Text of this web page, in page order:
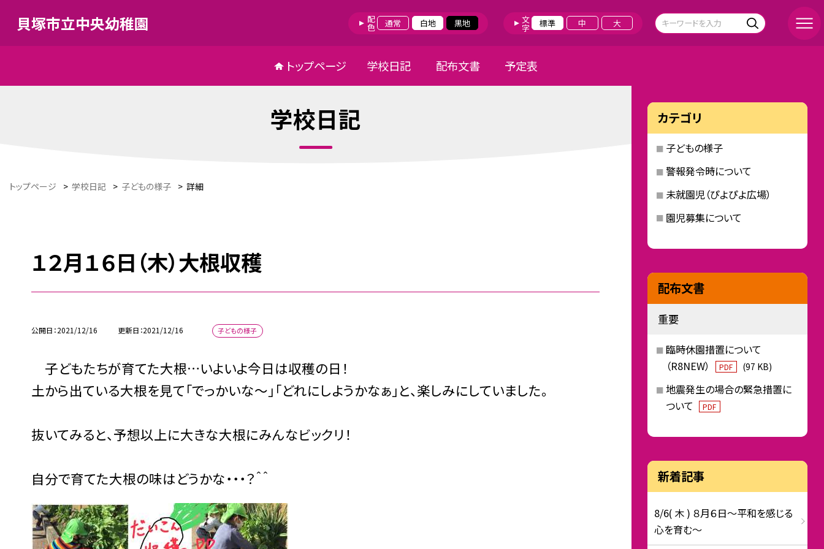
貝塚市立中央幼稚園 配色 通常 白地 黒地 文字 標準 中 大
トップページ 学校日記 配布文書 予定表
学校日記
トップページ > 学校日記 > 子どもの様子 > 詳細
１２月１６日（木）大根収穫
公開日 2021/12/16 更新日 2021/12/16 子どもの様子
子どもたちが育てた大根…いよいよ今日は収穫の日！
土から出ている大根を見て「でっかいな〜」「どれにしようかなぁ」と、楽しみにしていました。
抜いてみると、予想以上に大きな大根にみんなビックリ！
自分で育てた大根の味はどうかな・・・？＾＾
カテゴリ
子どもの様子
警報発令時について
未就園児（ぴよぴよ広場）
園児募集について
配布文書
重要
臨時休園措置について
（R8NEW）
PDF (97 KB)
地震発生の場合の緊急措置に
ついて
PDF
新着記事
8/6( 木 ) ８月６日～平和を感じる
心を育む～